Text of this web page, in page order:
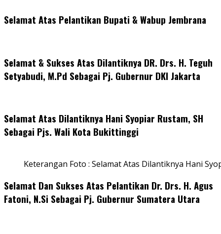
Selamat Atas Pelantikan Bupati & Wabup Jembrana
Selamat & Sukses Atas Dilantiknya DR. Drs. H. Teguh
Setyabudi, M.Pd Sebagai Pj. Gubernur DKI Jakarta
Selamat Atas Dilantiknya Hani Syopiar Rustam, SH
Sebagai Pjs. Wali Kota Bukittinggi
Keterangan Foto : Selamat Atas Dilantiknya Hani
Selamat Dan Sukses Atas Pelantikan Dr. Drs. H. Agus
Fatoni, N.Si Sebagai Pj. Gubernur Sumatera Utara